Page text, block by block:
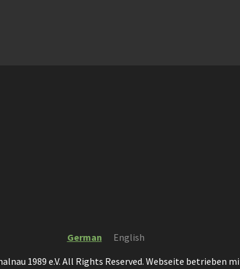
German
English
1989 e.V. All Rights Reserved. Webseite betrieben